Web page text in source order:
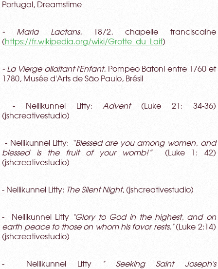
Portugal, Dreamstime
- Maria Lactans, 1872, chapelle franciscaine
(https://fr.wikipedia.org/wiki/Grotte_du_Lait)
- La Vierge allaitant l'Enfant, Pompeo Batoni entre 1760 et
1780, Musée d'Arts de São Paulo, Brésil
- Nellikunnel Litty: Advent(Luke 21: 34-36)
(jshcreativestudio)
- Nellikunnel Litty: “Blessed are you among women, and
blessed is the fruit of your womb!” (Luke 1: 42)
(jshcreativestudio)
- Nellikunnel Litty: The Silent Night, (jshcreativestudio)
- Nellikunnel Litty
"Glory to God in the highest, and on
earth peace to those on whom his favor rests."(Luke 2:14)
(jshcreativestudio)
- Nellikunnel Litty
" Seeking Saint Joseph's